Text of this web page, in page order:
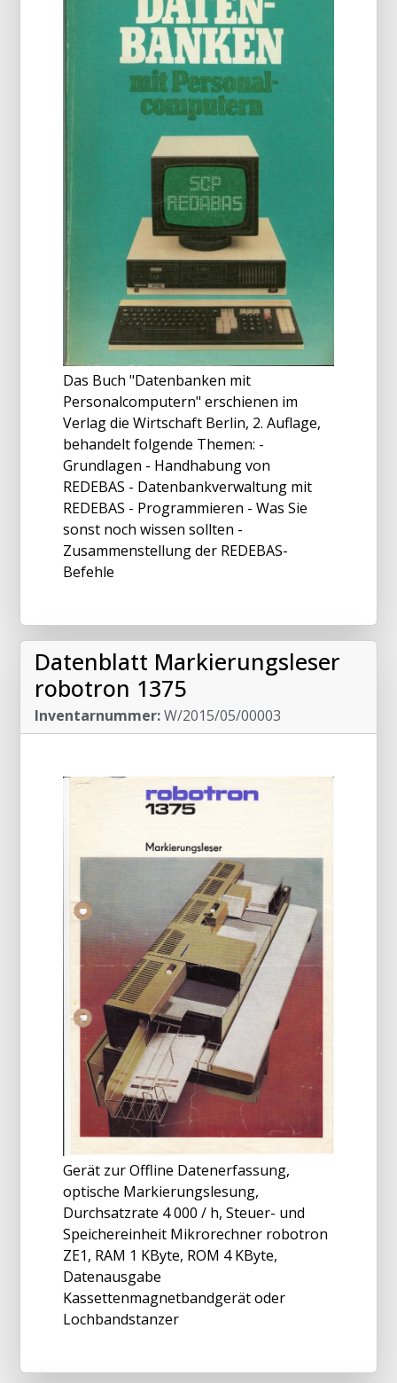
Das Buch "Datenbanken mit
Personalcomputern" erschienen im
Verlag die Wirtschaft Berlin, 2. Auflage,
behandelt folgende Themen: -
Grundlagen - Handhabung von
REDEBAS - Datenbankverwaltung mit
REDEBAS - Programmieren - Was Sie
sonst noch wissen sollten -
Zusammenstellung der REDEBAS-
Befehle
Datenblatt Markierungsleser
robotron 1375
Inventarnummer:W/2015/05/00003
Gerät zur Offline Datenerfassung,
optische Markierungslesung,
Durchsatzrate 4 000 / h, Steuer- und
Speichereinheit Mikrorechner robotron
ZE1, RAM 1 KByte, ROM 4 KByte,
Datenausgabe
Kassettenmagnetbandgerät oder
Lochbandstanzer